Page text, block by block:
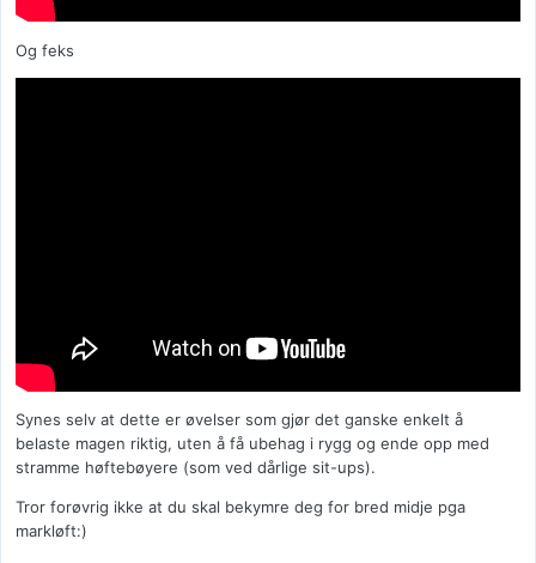
Og feks
Synes selv at dette er øvelser som gjør det ganske enkelt å
belaste magen riktig, uten å få ubehag i rygg og ende opp med
stramme høftebøyere (som ved dårlige sit-ups).
Tror forøvrig ikke at du skal bekymre deg for bred midje pga
markløft:)